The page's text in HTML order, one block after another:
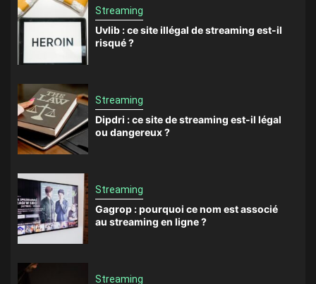
Streaming
Uvlib : ce site illégal de streaming est-il
risqué ?
Streaming
Dipdri : ce site de streaming est-il légal
ou dangereux ?
Streaming
Gagrop : pourquoi ce nom est associé
au streaming en ligne ?
Streaming